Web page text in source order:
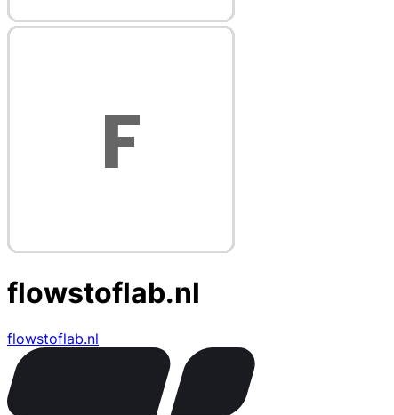
flowstoflab.nl
flowstoflab.nl